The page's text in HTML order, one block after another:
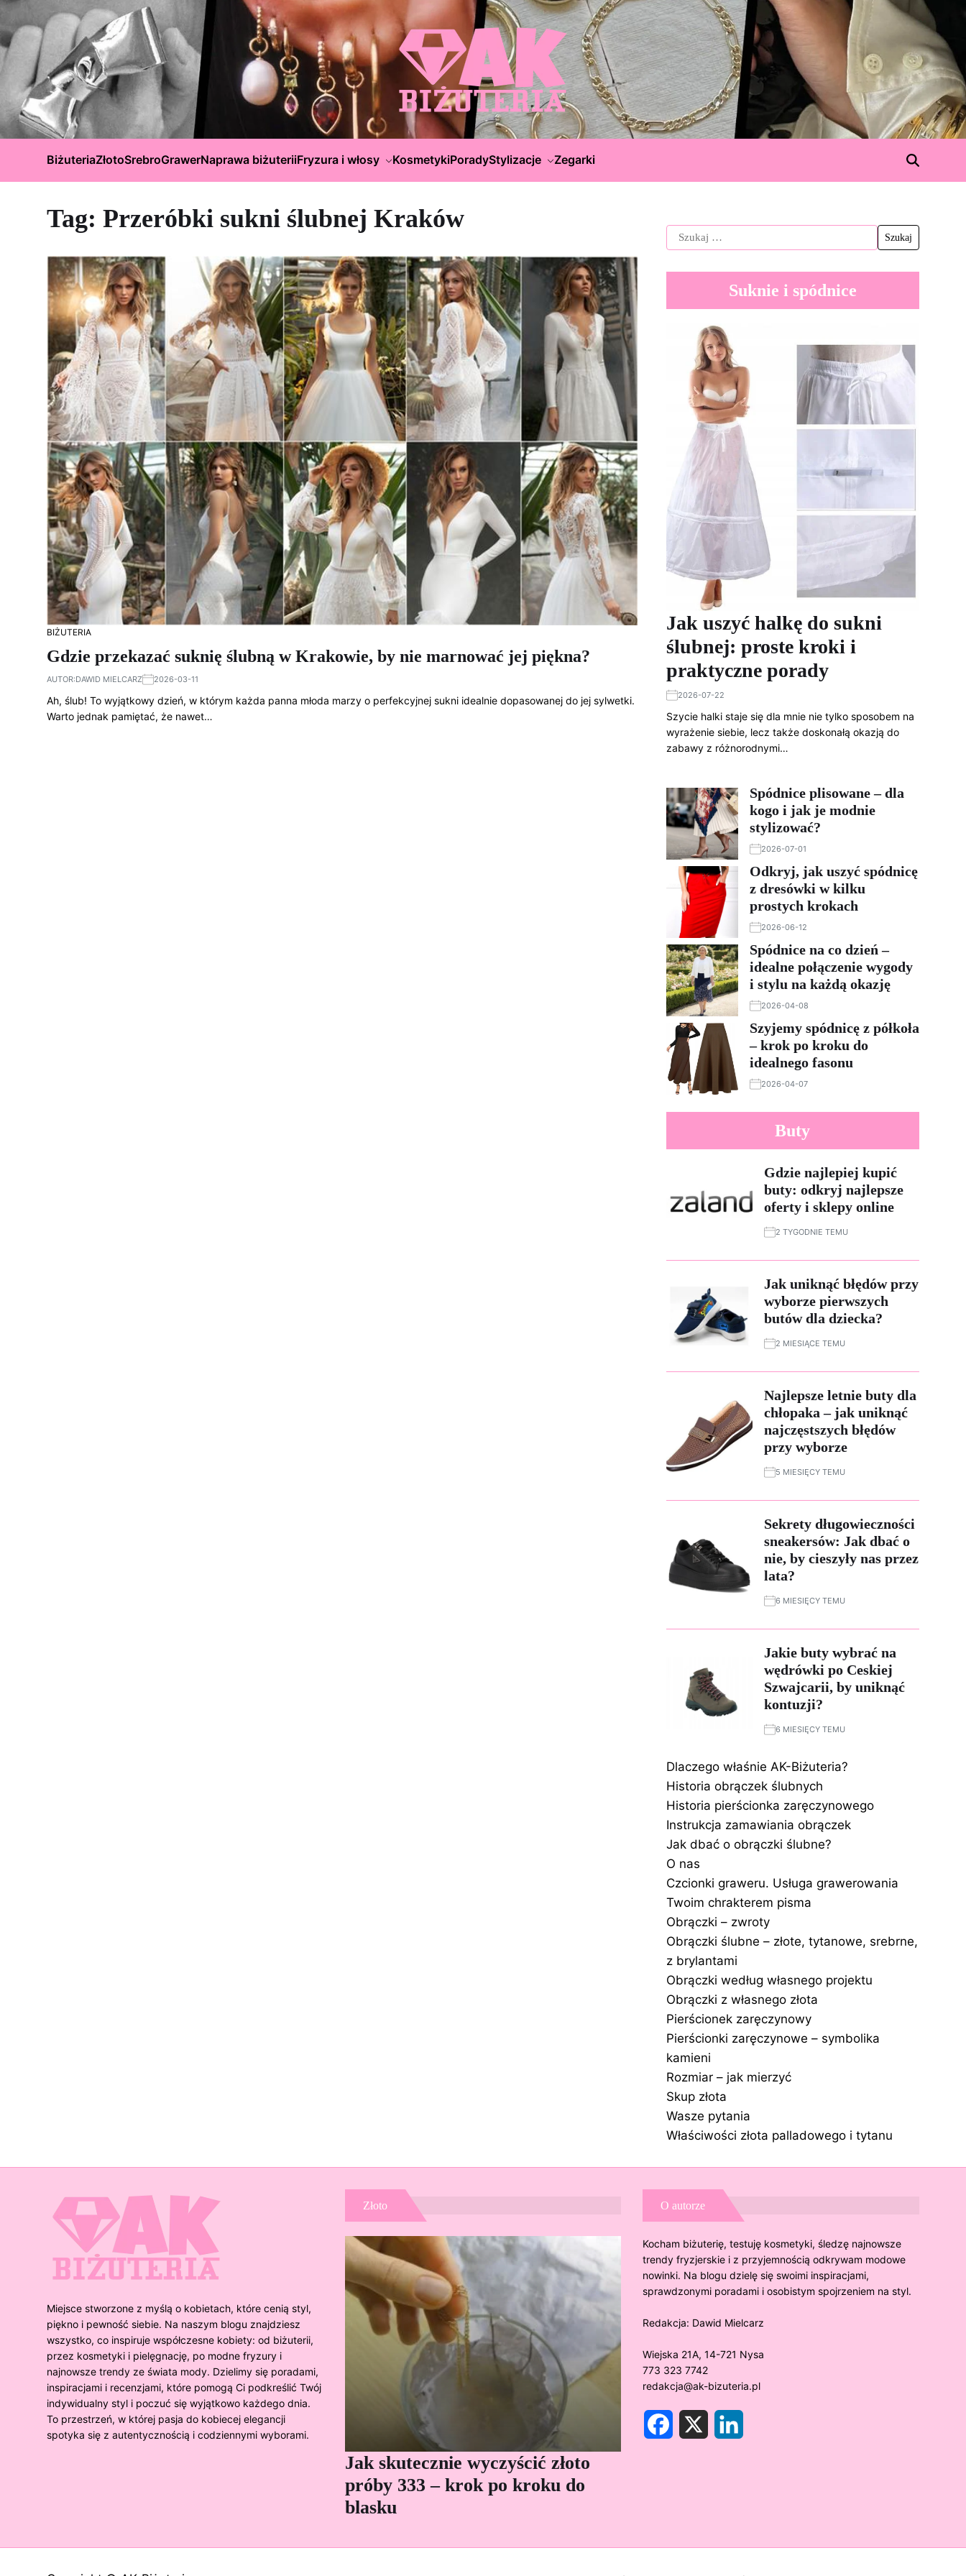
BiżuteriaZłotoSrebroGrawerNaprawa biżuteriiFryzura i włosy KosmetykiPoradyStylizacje Zegarki
Tag: Przeróbki sukni ślubnej Kraków
BIŻUTERIA
Gdzie przekazać suknię ślubną w Krakowie, by nie marnować jej piękna?
AUTOR:DAWID MIELCARZ 2026-03-11
Ah, ślub! To wyjątkowy dzień, w którym każda panna młoda marzy o perfekcyjnej sukni idealnie dopasowanej do jej sylwetki.
Warto jednak pamiętać, że nawet…
Suknie i spódnice
Jak uszyć halkę do sukni
ślubnej: proste kroki i
praktyczne porady
2026-07-22
Szycie halki staje się dla mnie nie tylko sposobem na
wyrażenie siebie, lecz także doskonałą okazją do
zabawy z różnorodnymi…
Spódnice plisowane – dla
kogo i jak je modnie
stylizować?
2026-07-01
Odkryj, jak uszyć spódnicę
z dresówki w kilku
prostych krokach
2026-06-12
Spódnice na co dzień –
idealne połączenie wygody
i stylu na każdą okazję
2026-04-08
Szyjemy spódnicę z półkoła
– krok po kroku do
idealnego fasonu
2026-04-07
Buty
Gdzie najlepiej kupić
buty: odkryj najlepsze
oferty i sklepy online
2 TYGODNIE TEMU
Jak uniknąć błędów przy
wyborze pierwszych
butów dla dziecka?
2 MIESIĄCE TEMU
Najlepsze letnie buty dla
chłopaka – jak uniknąć
najczęstszych błędów
przy wyborze
5 MIESIĘCY TEMU
Sekrety długowieczności
sneakersów: Jak dbać o
nie, by cieszyły nas przez
lata?
6 MIESIĘCY TEMU
Jakie buty wybrać na
wędrówki po Ceskiej
Szwajcarii, by uniknąć
kontuzji?
6 MIESIĘCY TEMU
Dlaczego właśnie AK-Biżuteria?
Historia obrączek ślubnych
Historia pierścionka zaręczynowego
Instrukcja zamawiania obrączek
Jak dbać o obrączki ślubne?
O nas
Czcionki graweru. Usługa grawerowania
Twoim chrakterem pisma
Obrączki – zwroty
Obrączki ślubne – złote, tytanowe, srebrne,
z brylantami
Obrączki według własnego projektu
Obrączki z własnego złota
Pierścionek zaręczynowy
Pierścionki zaręczynowe – symbolika
kamieni
Rozmiar – jak mierzyć
Skup złota
Wasze pytania
Właściwości złota palladowego i tytanu
Miejsce stworzone z myślą o kobietach, które cenią styl,
piękno i pewność siebie. Na naszym blogu znajdziesz
wszystko, co inspiruje współczesne kobiety: od biżuterii,
przez kosmetyki i pielęgnację, po modne fryzury i
najnowsze trendy ze świata mody. Dzielimy się poradami,
inspiracjami i recenzjami, które pomogą Ci podkreślić Twój
indywidualny styl i poczuć się wyjątkowo każdego dnia.
To przestrzeń, w której pasja do kobiecej elegancji
spotyka się z autentycznością i codziennymi wyborami.
Złoto
Jak skutecznie wyczyścić złoto
próby 333 – krok po kroku do
blasku
O autorze
Kocham biżuterię, testuję kosmetyki, śledzę najnowsze
trendy fryzjerskie i z przyjemnością odkrywam modowe
nowinki. Na blogu dzielę się swoimi inspiracjami,
sprawdzonymi poradami i osobistym spojrzeniem na styl.
Redakcja: Dawid Mielcarz
Wiejska 21A, 14-721 Nysa
773 323 7742
redakcja@ak-bizuteria.pl
X